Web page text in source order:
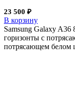
23 500 ₽
В корзину
Samsung Galaxy A36
горизонты с
потрясающем белом